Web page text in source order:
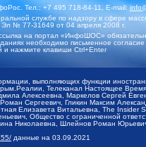
Тел.: +7 495 718-84-11, E-mail:
службе по надзору в сфере
Эл № 77-31649 от 04 апреля 2008 г.
на портал «ИнфоШОС»
необходимо письменное
и нажмите клавиши Ctrl+Enter
выполняющих функции
Телеканал Настоящее
Алексеевна, Маркелов Сергей
Сергеевич, Гликин Максим
Елизавета Витальевна, The
Общество с ограниченной
Николаевна, Шлейнов Роман
данные на 03.09.2021